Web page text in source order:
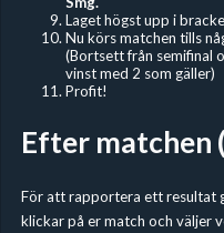
Laget högst upp i
Nu körs matchen tills
(Bortsett från semifinal
vinst med 2 som gäller)
Profit!
Efter matchen
För att rapportera ett resultat
klickar på er match och väljer